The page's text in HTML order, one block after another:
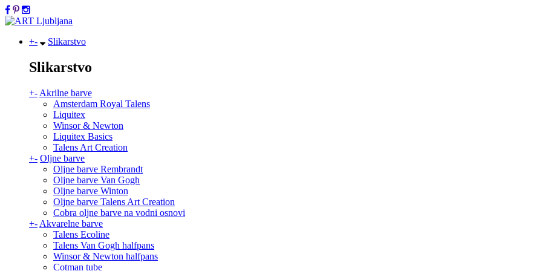
+- Slikarstvo
Slikarstvo
+- Akrilne barve
Amsterdam Royal Talens
Liquitex
Winsor & Newton
Liquitex Basics
Talens Art Creation
+- Oljne barve
Oljne barve Rembrandt
Oljne barve Van Gogh
Oljne barve Winton
Oljne barve Talens Art Creation
Cobra oljne barve na vodni osnovi
+- Akvarelne barve
Talens Ecoline
Talens Van Gogh halfpans
Winsor & Newton halfpans
Cotman tube